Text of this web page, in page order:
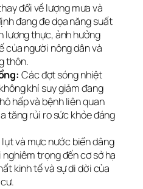
đổi về lượng mưa và
đang đe dọa năng suất
lương thực, ảnh hưởng
của người nông dân và
thôn.
Các đợt sóng nhiệt
khí suy giảm đang
hấp và bệnh liên quan
tăng rủi ro sức khỏe đáng
lụt và mực nước biển dâng
trọng đến cơ sở hạ
kinh tế và sự di dời của